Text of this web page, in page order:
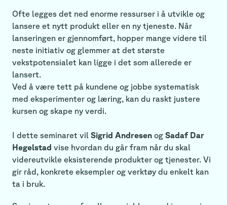
Ofte legges det ned enorme ressurser i å utvikle og
lansere et nytt produkt eller en ny tjeneste. Når
lanseringen er gjennomført, hopper mange videre til
neste initiativ og glemmer at det største
vekstpotensialet kan ligge i det som allerede er
lansert.
Ved å være tett på kundene og jobbe systematisk
med eksperimenter og læring, kan du raskt justere
kursen og skape ny verdi.
I dette seminaret vil Sigrid Andresen og Sadaf Dar
Hegelstad vise hvordan du går fram når du skal
videreutvikle eksisterende produkter og tjenester. Vi
gir råd, konkrete eksempler og verktøy du enkelt kan
ta i bruk.